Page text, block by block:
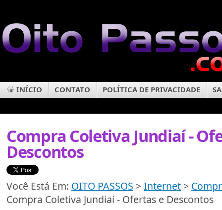
INÍCIO CONTATO POLÍTICA DE PRIVACIDADE
Compra Coletiva Jundiaí -
Descontos
Você Está Em: OITO PASSOS >Internet >
Compra Coletiva Jundiaí - Ofertas e Descontos